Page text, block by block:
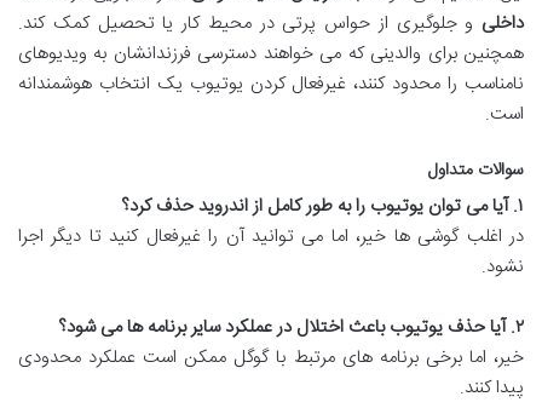
داخلی و جلوگیری از حواس پرتی در محیط کار یا تحصیل کمک کند.
همچنین برای والدینی که می خواهند دسترسی فرزندانشان به ویدیوهای
نامناسب را محدود کنند، غیرفعال کردن یوتیوب یک انتخاب هوشمندانه
است.
سوالات متداول
۱. آیا می توان یوتیوب را به طور کامل از اندروید حذف کرد؟
در اغلب گوشی ها خیر، اما می توانید آن را غیرفعال کنید تا دیگر اجرا
نشود.
۲. آیا حذف یوتیوب باعث اختلال در عملکرد سایر برنامه ها می شود؟
خیر، اما برخی برنامه های مرتبط با گوگل ممکن است عملکرد محدودی
پیدا کنند.